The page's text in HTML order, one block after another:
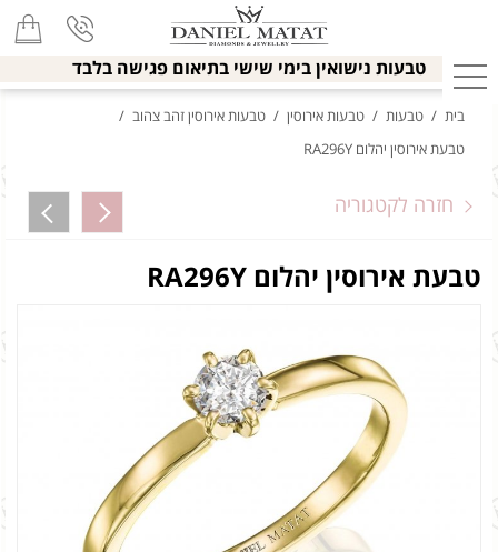
טבעות נישואין בימי שישי בתיאום פגישה בלבד
בית / טבעות / טבעות אירוסין / טבעות אירוסין זהב צהוב /
טבעת אירוסין יהלום RA296Y
חזרה לקטגוריה
טבעת אירוסין יהלום RA296Y